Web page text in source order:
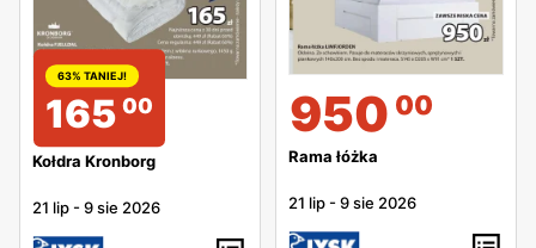
63% TANIEJ!
165 00
Kołdra Kronborg
21 lip -9 sie 2026
950 00
Rama łóżka
21 lip -9 sie 2026